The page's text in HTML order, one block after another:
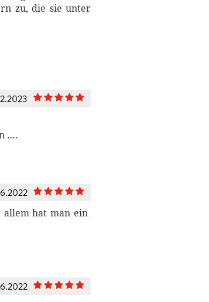
zu, die sie unter
….
allem hat man ein